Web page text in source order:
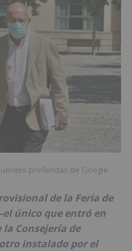
preferidas de Google
de la Feria de
único que entró en
Consejería de
instalado por el